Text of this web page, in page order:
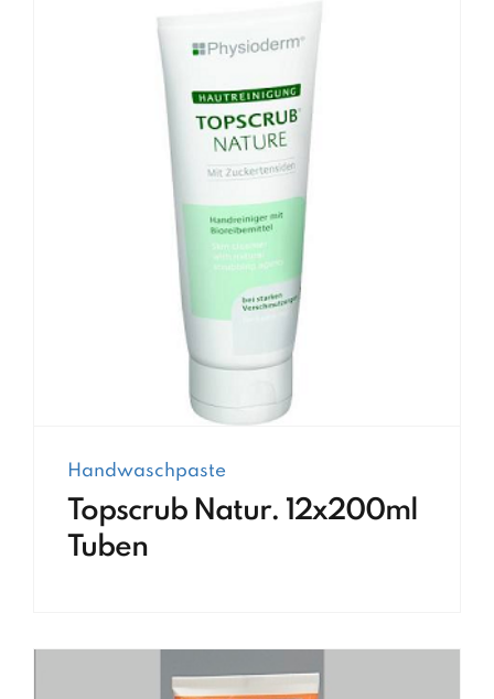
Handwaschpaste
Topscrub Natur. 12x200ml
Tuben